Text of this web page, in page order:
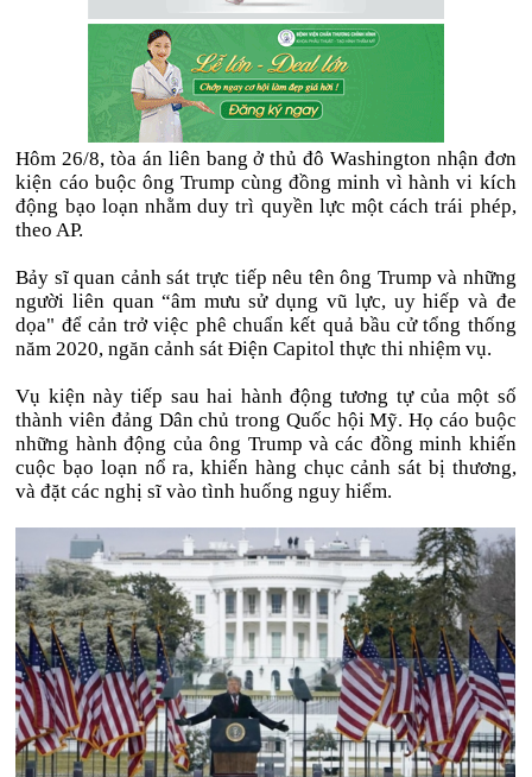
Hôm 26/8, tòa án liên bang ở thủ đô Washington nhận đơn
kiện cáo buộc ông Trump cùng đồng minh vì hành vi kích
động bạo loạn nhằm duy trì quyền lực một cách trái phép,
theo AP.
Bảy sĩ quan cảnh sát trực tiếp nêu tên ông Trump và những
người liên quan “âm mưu sử dụng vũ lực, uy hiếp và đe
dọa" để cản trở việc phê chuẩn kết quả bầu cử tổng thống
năm 2020, ngăn cảnh sát Điện Capitol thực thi nhiệm vụ.
Vụ kiện này tiếp sau hai hành động tương tự của một số
thành viên đảng Dân chủ trong Quốc hội Mỹ. Họ cáo buộc
những hành động của ông Trump và các đồng minh khiến
cuộc bạo loạn nổ ra, khiến hàng chục cảnh sát bị thương,
và đặt các nghị sĩ vào tình huống nguy hiểm.